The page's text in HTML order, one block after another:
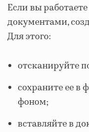
Если вы
документами,
Для этого:
отсканируйте
сохраните ее в
фоном;
вставляйте в